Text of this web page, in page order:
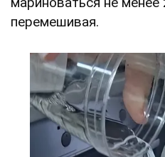
перемешивая.